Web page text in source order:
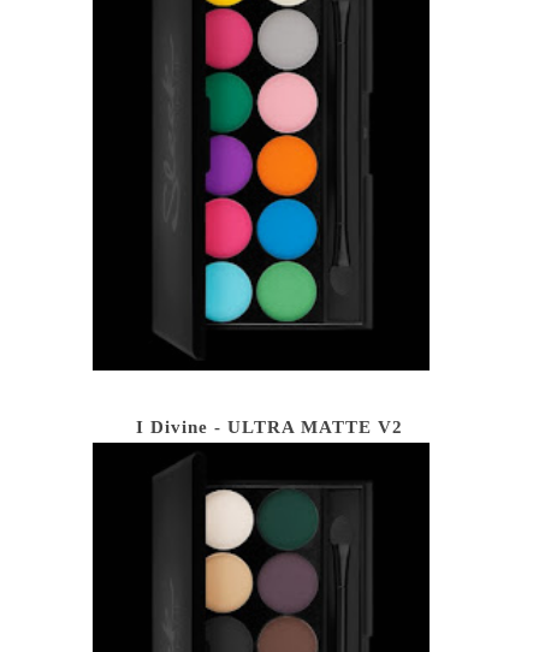
I Divine - ULTRA MATTE V2